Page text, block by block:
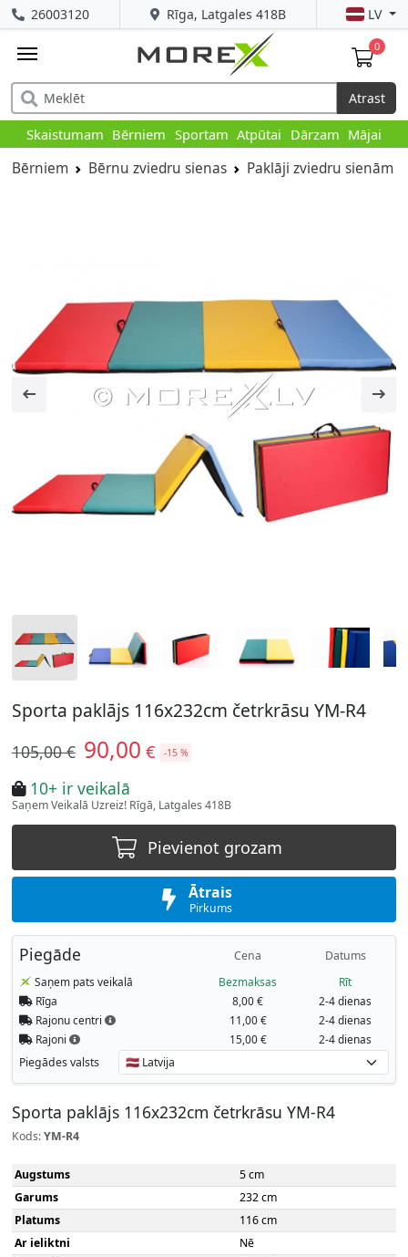
Rīga, Latgales 418B
26003120 LV
0
Atrast
Skaistumam Bērniem Sportam Atpūtai Dārzam Mājai
Bērniem Bērnu zviedru sienas Paklāji zviedru sienām
Sporta paklājs 116x232cm četrkrāsu YM-R4
105,00 € 90,00 € -15 %
10+ ir veikalā
Saņem Veikalā Uzreiz! Rīgā, Latgales 418B
Pievienot grozam
Ātrais
Pirkums
Piegāde Cena Datums
Saņem pats veikalā Bezmaksas
Rīt
Rīga
8,00 €
2-4 dienas
Rajonu centri
11,00 €
2-4 dienas
Rajoni
15,00 € 2-4 dienas
Piegādes valsts
Sporta paklājs 116x232cm četrkrāsu YM-R4
Kods:YM-R4
Augstums
5 cm
Garums
232 cm
Platums
116 cm
Ar ieliktni
Nē